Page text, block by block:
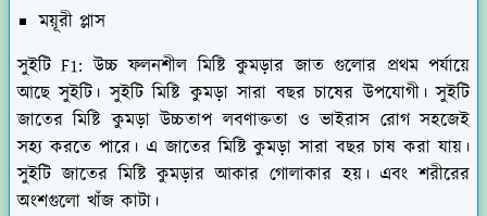
ময়ূরী প্লাস
সুইটি F1: উচ্চ ফলনশীল মিষ্টি কুমড়ার জাত গুলোর প্রথম পর্যায়ে
আছে সুইটি। সুইটি মিষ্টি কুমড়া সারা বছর চাষের উপযোগী। সুইটি
জাতের মিষ্টি কুমড়া উচ্চতাপ লবণাক্ততা ও ভাইরাস রোগ সহজেই
সহ্য করতে পারে। এ জাতের মিষ্টি কুমড়া সারা বছর চাষ করা যায়।
সুইটি জাতের মিষ্টি কুমড়ার আকার গোলাকার হয়। এবং শরীরের
অংশগুলো খাঁজ কাটা।